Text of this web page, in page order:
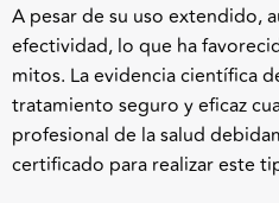
A pesar de su uso extendido,
efectividad, lo que ha
mitos. La evidencia científica
tratamiento seguro y eficaz
profesional de la salud
certificado para realizar este